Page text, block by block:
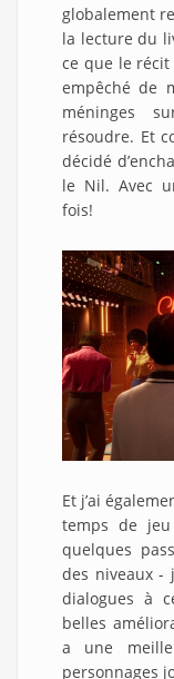
globalement
la lecture du
ce que le récit
empêché de
méninges
résoudre. Et
décidé
le Nil. Avec
fois!
Et j’ai
temps de
quelques
des niveaux -
dialogues à
belles
a une
personnages